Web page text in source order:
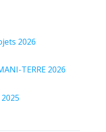
2026
TERRE 2026